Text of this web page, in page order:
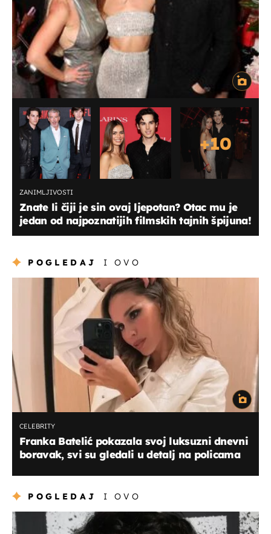
+10
ZANIMLJIVOSTI
Znate li čiji je sin ovaj ljepotan? Otac mu je
jedan od najpoznatijih filmskih tajnih špijuna!
POGLEDAJ I OVO
CELEBRITY
Franka Batelić pokazala svoj luksuzni dnevni
boravak, svi su gledali u detalj na policama
POGLEDAJ I OVO